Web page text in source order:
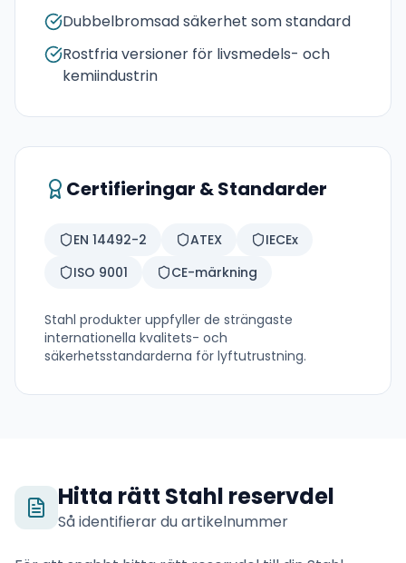
Dubbelbromsad säkerhet som standard
Rostfria versioner för livsmedels- och
kemiindustrin
Certifieringar & Standarder
EN 14492-2 ATEX
IECEx
ISO 9001
CE-märkning
Stahl produkter uppfyller de strängaste
internationella kvalitets- och
säkerhetsstandarderna för lyftutrustning.
Hitta rätt Stahl reservdel
Så identifierar du artikelnummer